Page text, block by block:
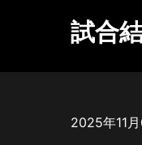
試合
2025年11